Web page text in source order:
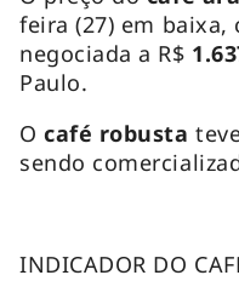
feira (27) em baixa,
negociada a R$
Paulo.
Ocafé robusta
sendo
INDICADOR DO